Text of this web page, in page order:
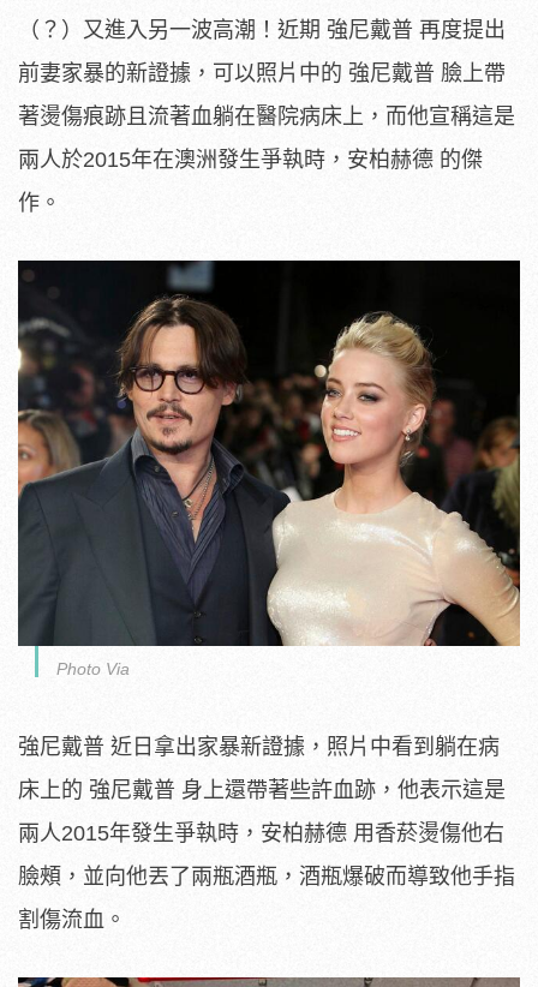
（？）又進入另一波高潮！近期 強尼戴普 再度提出
前妻家暴的新證據，可以照片中的 強尼戴普 臉上帶
著燙傷痕跡且流著血躺在醫院病床上，而他宣稱這是
兩人於2015年在澳洲發生爭執時，安柏赫德 的傑
作。
Photo Via
強尼戴普 近日拿出家暴新證據，照片中看到躺在病
床上的 強尼戴普 身上還帶著些許血跡，他表示這是
兩人2015年發生爭執時，安柏赫德 用香菸燙傷他右
臉頰，並向他丟了兩瓶酒瓶，酒瓶爆破而導致他手指
割傷流血。